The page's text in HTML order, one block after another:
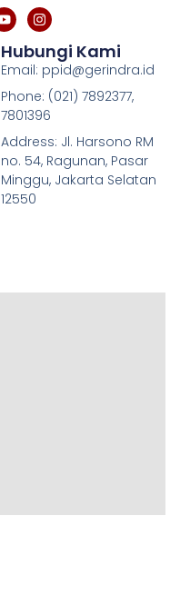
Hubungi Kami
Email: ppid@gerindra.id
Phone: (021) 7892377,
7801396
Address: Jl. Harsono RM
no. 54, Ragunan, Pasar
Minggu, Jakarta Selatan
12550